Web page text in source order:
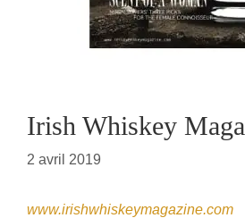
Irish Whiskey
2 avril 2019
www.irishwhiskeymagazine.com